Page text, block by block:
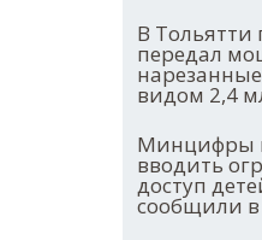
В Тольятти
передал
видом 2,4
Минцифры
вводить
доступ
сообщили в